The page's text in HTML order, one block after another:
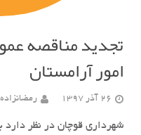
تجدید مناقصه
امور آرامستان
26 آذر 1397 رمضانزاده
شهرداری قوچان در نظر دارد